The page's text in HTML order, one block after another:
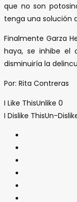
que no son
tenga una solución
Finalmente Garza
haya, se inhibe el
disminuiría la
Por: Rita Contreras
I Like ThisUnlike 0
I Dislike ThisUn-